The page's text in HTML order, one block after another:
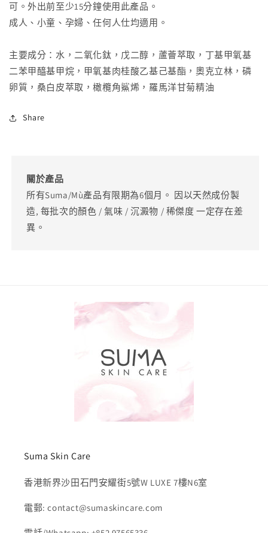
可。外出前至少15分鐘使用此產品。
成人、小童、孕婦、任何人仕均適用。
主要成分：水，二氧化鈦，戊二醇，蘆薈萃取，丁基甲氧基
二苯甲醯基甲烷，甲氧基肉桂酸乙基己基酯，奧克立林，磷
卵質，桑白皮萃取，橄欖角鯊烯，羅馬洋甘菊精油
Share
關於產品
所有Suma/Mù產品有限期為6個月。 因以天然成份製
造, 每批次的顏色 / 氣味 / 沉澱物 / 稀傑度 一定存在差
異。
Suma Skin Care
香港新界沙田石門安耀街5號W LUXE 7樓N6室
電郵: contact@sumaskincare.com